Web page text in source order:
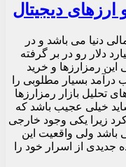
دنیا می باشد و در
ثروتی بیش از 2000 میلیارد دلار رو در بر گرفته
این رمزارزها و خرید
بسیار مطلوبی را
تحلیل بازار رمزارزها
خیلی عجیب باشد که
زیرا یکی وجود خارجی
باشد ولی واقعیت این
از اسرار خود را